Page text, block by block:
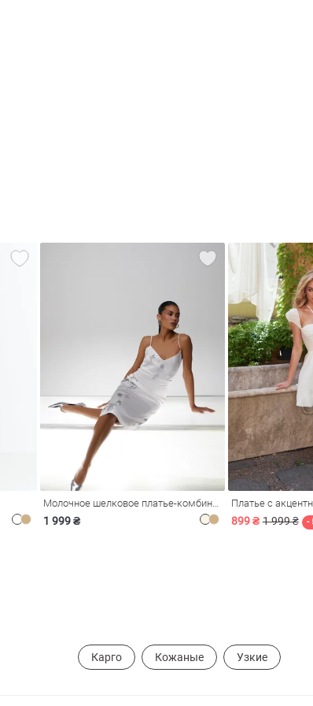
1 999 ₴
Платье с
899 ₴ 1 999 ₴ -
Карго Кожаные Узкие